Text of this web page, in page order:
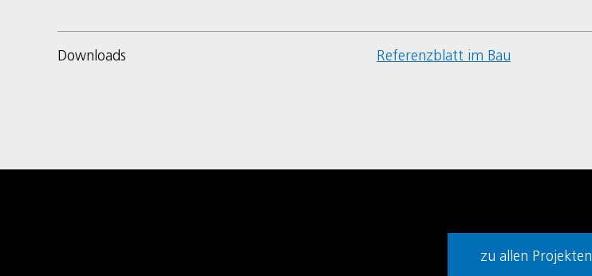
Downloads Referenzblatt im Bau
zu allen Projekten